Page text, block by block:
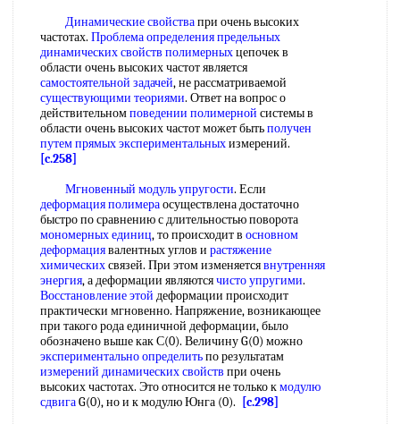
Динамические свойствапри очень высоких
частотах. Проблема определенияпредельных
динамическихсвойств полимерныхцепочек в
области очень высоких частот является
самостоятельной задачей, не рассматриваемой
существующими теориями. Ответ на вопрос о
действительномповедении полимерной системы в
области очень высоких частот может бытьполучен
путемпрямых экспериментальныхизмерений.
[c.258]
Мгновенный модуль упругости. Если
деформация полимераосуществлена достаточно
быстро по сравнению с длительностью поворота
мономерных единиц, то происходит в основном
деформациявалентных углов и растяжение
химическихсвязей. При этом изменяетсявнутренняя
энергия, а деформации являютсячисто упругими.
Восстановление этой деформации происходит
практически мгновенно. Напряжение, возникающее
при такого рода единичной деформации, было
обозначено выше как С(0). Величину G(0) можно
экспериментально определитьпо результатам
измерений динамических свойств при очень
высоких частотах. Это относится не только кмодулю
сдвигаG(0), но и к модулю Юнга (0).
[c.298]